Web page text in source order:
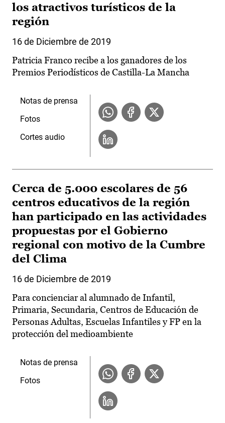
los atractivos turísticos de la
región
16 de Diciembre de 2019
Patricia Franco recibe a los ganadores de los
Premios Periodísticos de Castilla-La Mancha
Notas de prensa
Fotos
Cortes audio
Cerca de 5.000 escolares de 56
centros educativos de la región
han participado en las actividades
propuestas por el Gobierno
regional con motivo de la Cumbre
del Clima
16 de Diciembre de 2019
Para concienciar al alumnado de Infantil,
Primaria, Secundaria, Centros de Educación de
Personas Adultas, Escuelas Infantiles y FP en la
protección del medioambiente
Notas de prensa
Fotos